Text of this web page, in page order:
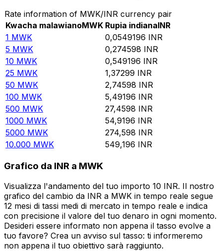
Rate information of MWK/INR currency pair
Kwacha malawianoMWK Rupia indianaINR
1 MWK 0,0549196 INR
5 MWK 0,274598 INR
10 MWK 0,549196 INR
25 MWK 1,37299 INR
50 MWK 2,74598 INR
100 MWK 5,49196 INR
500 MWK 27,4598 INR
1000 MWK 54,9196 INR
5000 MWK 274,598 INR
10.000 MWK 549,196 INR
Grafico da INR a MWK
Visualizza l'andamento del tuo importo 10 INR. Il nostro
grafico del cambio da INR a MWK in tempo reale segue
12 mesi di tassi medi di mercato in tempo reale e indica
con precisione il valore del tuo denaro in ogni momento.
Desideri essere informato non appena il tasso evolve a
tuo favore? Crea un avviso sul tasso: ti informeremo
non appena il tuo obiettivo sarà raggiunto.